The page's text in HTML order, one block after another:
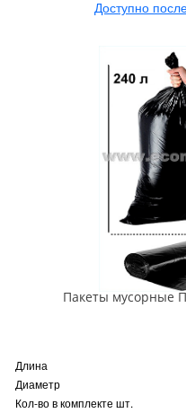
Доступно
Пакеты мусорные
Длина
Диаметр
Кол-во в комплекте шт.